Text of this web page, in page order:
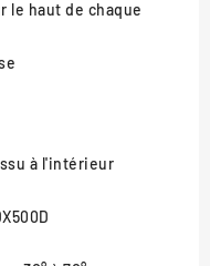
le haut de chaque
à l'intérieur